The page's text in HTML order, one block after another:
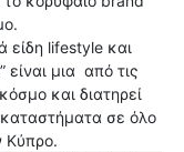
είδη lifestyle και
” είναι μια από τις
και διατηρεί
σε όλο
Κύπρο.